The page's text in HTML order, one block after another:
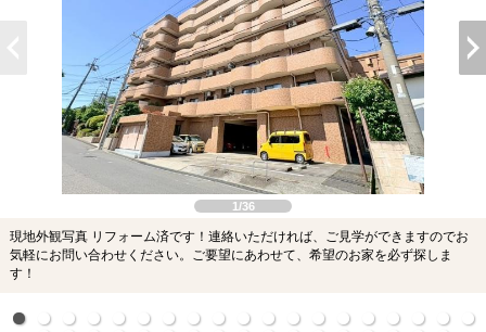
1/36
現地外観写真 リフォーム済です！連絡いただければ、ご見学ができますのでお
気軽にお問い合わせください。ご要望にあわせて、希望のお家を必ず探しま
す！